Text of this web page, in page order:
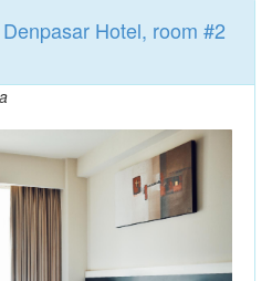
Hotel, room #2